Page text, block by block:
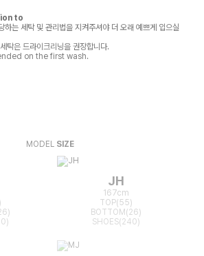
to
하는 세탁 및 관리법을 지켜주셔야 더 오래 예쁘게 입으실
탁은 드라이크리닝을 권장합니다.
on the first wash.
MODEL SIZE
JH
167cm
TOP(55)
BOTTOM(26)
SHOES(240)